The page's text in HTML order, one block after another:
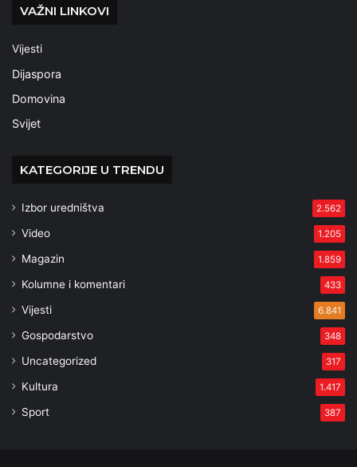
VAŽNI LINKOVI
Vijesti
Dijaspora
Domovina
Svijet
KATEGORIJE U TRENDU
Izbor uredništva 2.562
Video 1.205
Magazin 1.859
Kolumne i komentari 433
Vijesti 6.841
Gospodarstvo 348
Uncategorized 317
Kultura 1.417
Sport 387